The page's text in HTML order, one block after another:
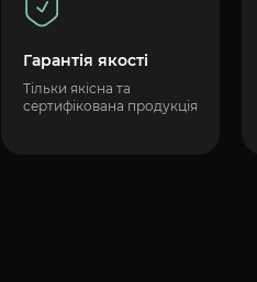
Гарантія якості
Тільки якісна та
сертифікована продукція